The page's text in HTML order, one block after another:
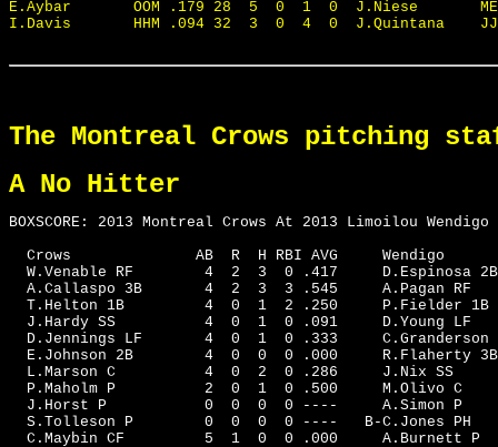
The Montreal Crows pitching
A No Hitter
BOXSCORE: 2013 Montreal Crows At 2013 Limoilou
Crows              AB  R  H RBI AVG     Wendigo
W.Venable RF        4  2  3  0 .417     D.Espinosa
A.Callaspo 3B       4  2  3  3 .545     A.Pagan RF
T.Helton 1B         4  0  1  2 .250     P.Fielder
J.Hardy SS          4  0  1  0 .091     D.Young LF
D.Jennings LF       4  0  1  0 .333
E.Johnson 2B        4  0  0  0 .000     R.Flaherty
L.Marson C          4  0  2  0 .286     J.Nix SS
P.Maholm P          2  0  1  0 .500     M.Olivo C
J.Horst P           0  0  0  0 ----     A.Simon P
S.Tolleson P        0  0  0  0 ----   B-C.Jones PH
C.Maybin CF         5  1  0  0 .000     A.Burnett